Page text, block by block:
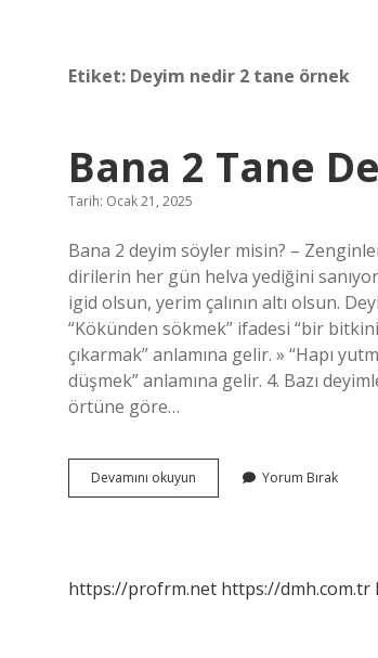
Etiket: Deyim nedir 2 tane örnek
Bana 2 Tane
Tarih: Ocak 21, 2025
Bana 2 deyim söyler misin? –
dirilerin her gün helva yediğini
igid olsun, yerim çalının altı olsun.
“Kökünden sökmek” ifadesi “bir
çıkarmak” anlamına gelir. » “Hapı
düşmek” anlamına gelir. 4. Bazı
örtüne göre…
Devamını okuyun
2
Yorum Bırak
https://profrm.net https://dmh.com.tr